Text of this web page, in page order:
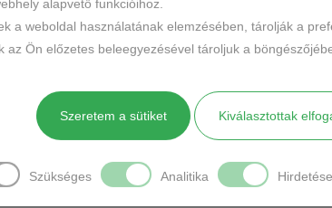
Márka:Lemila
MEGOSZTÁS
Márka: Lemila
alapvető funkcióihoz.
a weboldal használatának elemzésében, tárolják a
az Ön előzetes beleegyezésével tároljuk a
Szeretem a sütiket Kiválasztottak
Szükséges Analitika